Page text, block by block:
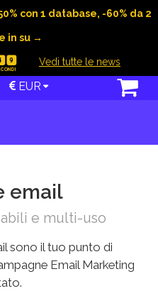
con 1 database, -60% da 2
in su →
8 Vedi tutte le news
EUR
templates
email
e multi-uso
sono il tuo punto di
Email Marketing